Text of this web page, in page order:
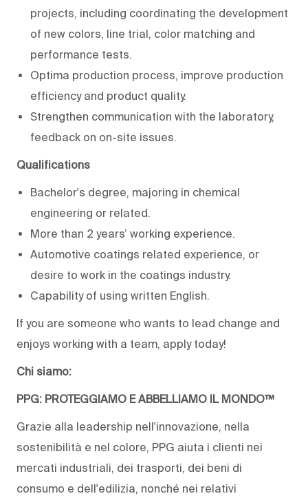
projects, including coordinating the development
of new colors, line trial, color matching and
performance tests.
Optima production process, improve production
efficiency and product quality.
Strengthen communication with the laboratory,
feedback on on-site issues.
Qualifications
Bachelor's degree, majoring in chemical
engineering or related.
More than 2 years’ working experience.
Automotive coatings related experience, or
desire to work in the coatings industry.
Capability of using written English.
If you are someone who wants to lead change and
enjoys working with a team, apply today!
Chi siamo:
PPG: PROTEGGIAMO E ABBELLIAMO IL MONDO™
Grazie alla leadership nell'innovazione, nella
sostenibilità e nel colore, PPG aiuta i clienti nei
mercati industriali, dei trasporti, dei beni di
consumo e dell'edilizia, nonché nei relativi